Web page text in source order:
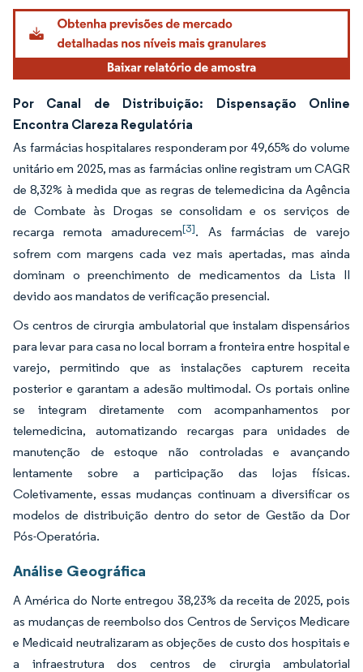
Por Canal de Distribuição: Dispensação Online
Encontra Clareza Regulatória
As farmácias hospitalares responderam por 49,65% do volume
unitário em 2025, mas as farmácias online registram um CAGR
de 8,32% à medida que as regras de telemedicina da Agência
de Combate às Drogas se consolidam e os serviços de
recarga remota amadurecem[3]. As farmácias de varejo
sofrem com margens cada vez mais apertadas, mas ainda
dominam o preenchimento de medicamentos da Lista II
devido aos mandatos de verificação presencial.
Os centros de cirurgia ambulatorial que instalam dispensários
para levar para casa no local borram a fronteira entre hospital e
varejo, permitindo que as instalações capturem receita
posterior e garantam a adesão multimodal. Os portais online
se integram diretamente com acompanhamentos por
telemedicina, automatizando recargas para unidades de
manutenção de estoque não controladas e avançando
lentamente sobre a participação das lojas físicas.
Coletivamente, essas mudanças continuam a diversificar os
modelos de distribuição dentro do setor de Gestão da Dor
Pós-Operatória.
Análise Geográfica
A América do Norte entregou 38,23% da receita de 2025, pois
as mudanças de reembolso dos Centros de Serviços Medicare
e Medicaid neutralizaram as objeções de custo dos hospitais e
a infraestrutura dos centros de cirurgia ambulatorial